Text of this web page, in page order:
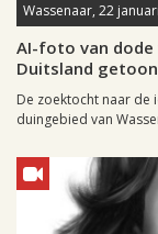
Wassenaar, 22
AI-foto van dode
Duitsland
De zoektocht naar de
duingebied van